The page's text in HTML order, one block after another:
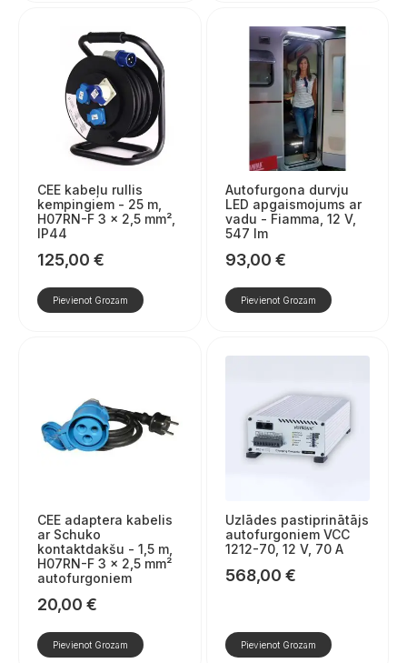
CEE kabeļu rullis
kempingiem - 25 m,
H07RN-F 3 x 2,5 mm²,
IP44
125,00 €
Pievienot Grozam
Autofurgona durvju
LED apgaismojums ar
vadu - Fiamma, 12 V,
547 lm
93,00 €
Pievienot Grozam
CEE adaptera kabelis
ar Schuko
kontaktdakšu - 1,5 m,
H07RN-F 3 x 2,5 mm²
autofurgoniem
20,00 €
Pievienot Grozam
Uzlādes pastiprinātājs
autofurgoniem VCC
1212-70, 12 V, 70 A
568,00 €
Pievienot Grozam